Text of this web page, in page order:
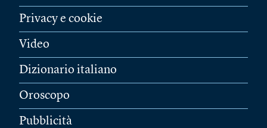
Privacy e cookie
Video
Dizionario italiano
Oroscopo
Pubblicità